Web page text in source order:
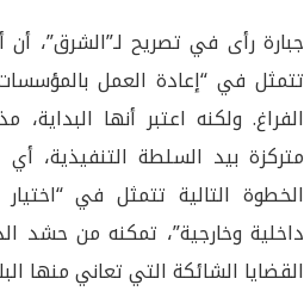
جبارة رأى في تصريح لـ”الشرق”،
تتمثل في “إعادة العمل
الفراغ. ولكنه اعتبر أنها البداية،
متركزة بيد السلطة التنفيذية،
الخطوة التالية تتمثل في
داخلية وخارجية”، تمكنه من حشد
القضايا الشائكة التي تعاني منها